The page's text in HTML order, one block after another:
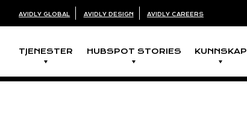
AVIDLY GLOBAL AVIDLY DESIGN AVIDLY CAREERS
TJENESTER HUBSPOT STORIES KUNNSKAP